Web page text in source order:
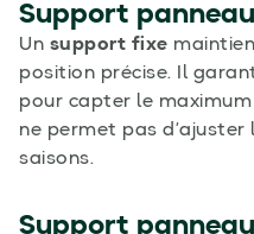
Support
Un support fixe
position précise. Il
pour capter le
ne permet pas d’ajuster
saisons.
Support